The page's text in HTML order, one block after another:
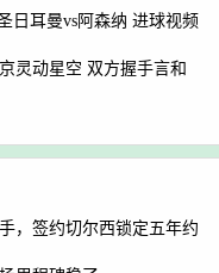
日耳曼vs阿森纳 进球视频
灵动星空 双方握手言和
，签约切尔西锁定五年约